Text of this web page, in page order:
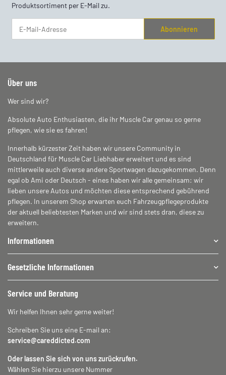
Produktsortiment per E-Mail zu.
Abonnieren
Über uns
Wer sind wir?
Absolute Auto Enthusiasten, die ihr Muscle Car genau so gerne
pflegen, wie sie es fahren!
Innerhalb kürzester Zeit haben wir unsere Community in
Deutschland für Muscle Car Liebhaber erweitert und es sind
mittlerweile auch diverse andere Sportwagen dazugekommen. Denn
egal ob Ami oder Deutsch - eines haben wir alle gemeinsam: wir
lieben unsere Autos und möchten diese entsprechend gebührend
pflegen. In unserem Shop erwarten euch Fahrzeugpflegeprodukte
der aktuell beliebtesten Marken und wir sind stets dran, diese zu
erweitern.
Informationen
Gesetzliche Informationen
Service und Beratung
Wir helfen Ihnen sehr gerne weiter!
Schreiben Sie uns eine E-mail an:
service@careddicted.com
Oder lassen Sie sich von uns zurückrufen.
Wählen Sie hierzu unsere Nummer